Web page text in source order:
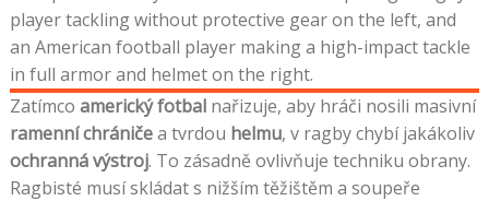
Zatímco americký fotbalnařizuje, aby hráči nosili masivní
ramenní chráničea tvrdou helmu, v ragby chybí jakákoliv
ochranná výstroj. To zásadně ovlivňuje techniku obrany.
Ragbisté musí skládat s nižším těžištěm a soupeře